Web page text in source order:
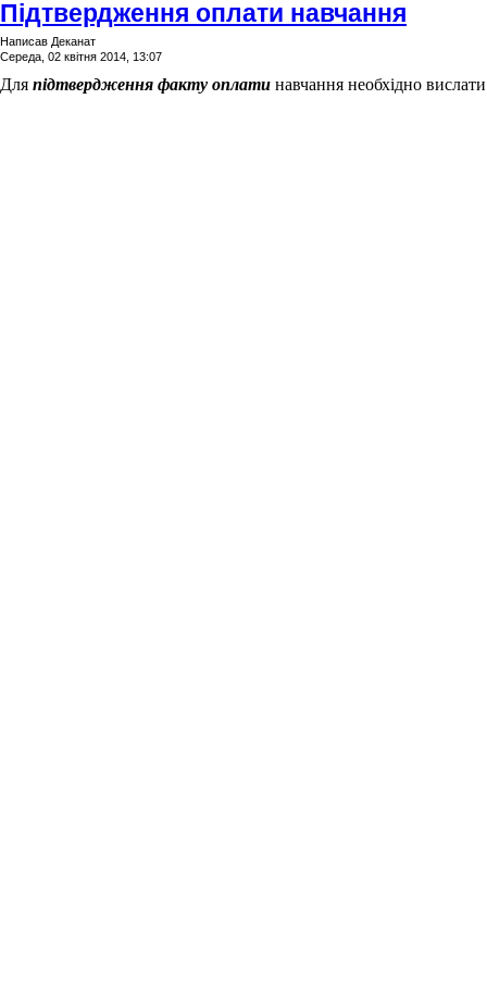
Підтвердження оплати навчання
Написав Деканат
Середа, 02 квітня 2014, 13:07
Дляпідтвердження факту оплатинавчання необхідно